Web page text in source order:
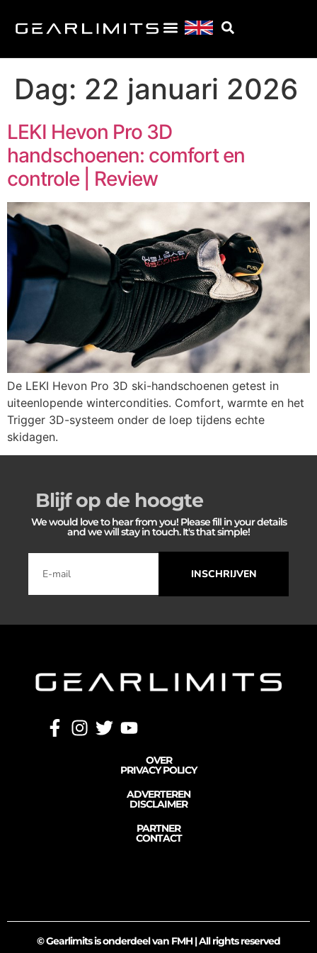
Dag: 22 januari 2026
LEKI Hevon Pro 3D
handschoenen: comfort en
controle | Review
De LEKI Hevon Pro 3D ski-handschoenen getest in
uiteenlopende wintercondities. Comfort, warmte en het
Trigger 3D-systeem onder de loep tijdens echte
skidagen.
Blijf op de hoogte
We would love to hear from you! Please fill in your details
and we will stay in touch. It's that simple!
INSCHRIJVEN
OVER
PRIVACY POLICY
ADVERTEREN
DISCLAIMER
PARTNER
CONTACT
© Gearlimits is onderdeel van FMH | All rights reserved